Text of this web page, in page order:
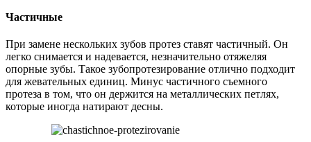
Частичные
При замене нескольких зубов протез ставят частичный. Он
легко снимается и надевается, незначительно отяжеляя
опорные зубы. Такое зубопротезирование отлично подходит
для жевательных единиц. Минус частичного съемного
протеза в том, что он держится на металлических петлях,
которые иногда натирают десны.